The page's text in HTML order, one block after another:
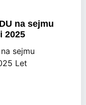
na sejmu
2025
sejmu
Let